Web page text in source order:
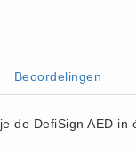
Beoordelingen
de DefiSign AED in